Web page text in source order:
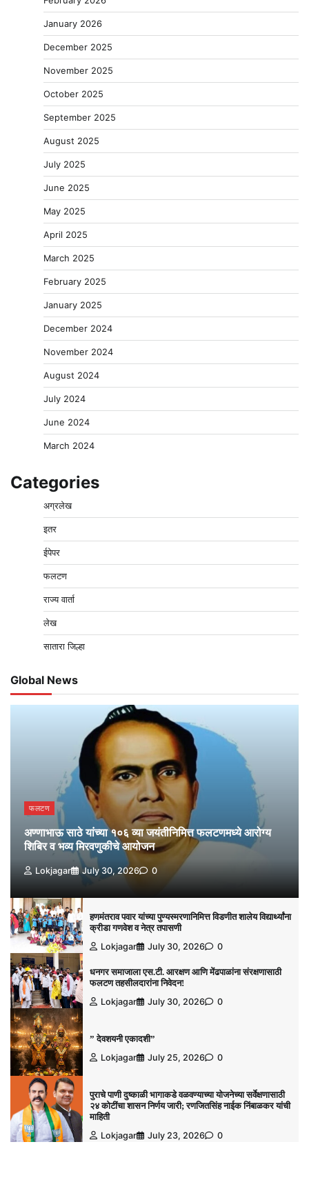
January 2026
December 2025
November 2025
October 2025
September 2025
August 2025
July 2025
June 2025
May 2025
April 2025
March 2025
February 2025
January 2025
December 2024
November 2024
August 2024
July 2024
June 2024
March 2024
Categories
अग्रलेख
इतर
ईपेपर
फलटण
राज्य वार्ता
लेख
सातारा जिल्हा
Global News
फलटण
अण्णाभाऊ साठे यांच्या १०६ व्या जयंतीनिमित्त फलटणमध्ये आरोग्य
शिबिर व भव्य मिरवणुकीचे आयोजन
Lokjagar July 30, 2026 0
हणमंतराव पवार यांच्या पुण्यस्मरणानिमित्त विडणीत शालेय विद्यार्थ्यांना
क्रीडा गणवेश व नेत्र तपासणी
Lokjagar
July 30, 2026 0
धनगर समाजाला एस.टी. आरक्षण आणि मेंढपाळांना संरक्षणासाठी
फलटण तहसीलदारांना निवेदन!
Lokjagar
July 30, 2026 0
” देवशयनी एकादशी”
Lokjagar
July 25, 2026 0
पुराचे पाणी दुष्काळी भागाकडे वळवण्याच्या योजनेच्या सर्वेक्षणासाठी
२४ कोटींचा शासन निर्णय जारी; रणजितसिंह नाईक निंबाळकर यांची
माहिती
Lokjagar
July 23, 2026 0